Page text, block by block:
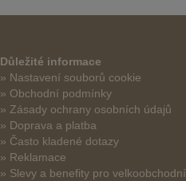
Důležité informace
» Nastavení souborů cookie
» Obchodní podmínky
» Zásady ochrany osobních údajů
» Doprava a platba
» Často kladené dotazy
» Reklamace
» Slevy a benefity pro velkoobchodní